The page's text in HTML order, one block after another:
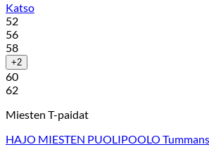
Katso
52
56
58
+2
60
62
Miesten T-paidat
HAJO MIESTEN PUOLIPOOLO